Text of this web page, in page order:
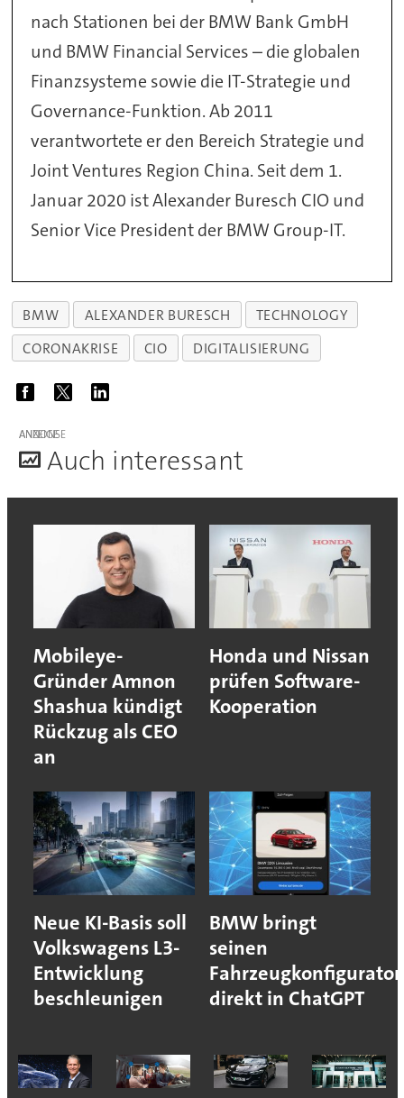
nach Stationen bei der BMW Bank GmbH
und BMW Financial Services – die globalen
Finanzsysteme sowie die IT-Strategie und
Governance-Funktion. Ab 2011
verantwortete er den Bereich Strategie und
Joint Ventures Region China. Seit dem 1.
Januar 2020 ist Alexander Buresch CIO und
Senior Vice President der BMW Group-IT.
BMW ALEXANDER BURESCH
TECHNOLOGY
CORONAKRISE
CIO DIGITALISIERUNG
ANZEIGE
Auch interessant
Mobileye-
Gründer Amnon
Shashua kündigt
Rückzug als CEO
an
Honda und Nissan
prüfen Software-
Kooperation
Neue KI-Basis soll
Volkswagens L3-
Entwicklung
beschleunigen
BMW bringt
seinen
Fahrzeugkonfigurator
direkt in ChatGPT